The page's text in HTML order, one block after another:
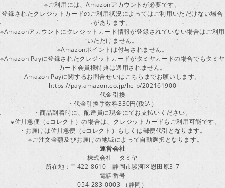
※ご利用には、Amazonアカウントが必要です。
登録されたクレジットカードのご利用状況によってはご利用いただけない場合
があります。
※Amazonアカウントにクレジットカード情報が登録されていない場合はご利用
いただけません。
※Amazonポイントは付与されません。
※Amazon Payに登録されたクレジットカードがタミヤカードの場合でもタミヤ
カード会員様特典は適用されません。
Amazon Payに関するお問合せいはこちらまでお願いします。
https://pay.amazon.co.jp/help/202161900
代金引換
・代金引換手数料330円(税込）
・商品到着時に、配達員に現金にてお支払いください。
※佐川急便（eコレクト）の場合は、クレジットカードもご利用可能です。
・お届けは佐川急便（eコレクト）もしくは郵便代引となります。
※ご注文金額及びお届けの地域によって自動選択となります。
運営会社
株式会社 タミヤ
所在地：〒422-8610 静岡市駿河区恩田原3-7
電話番号
054-283-0003 （静岡）